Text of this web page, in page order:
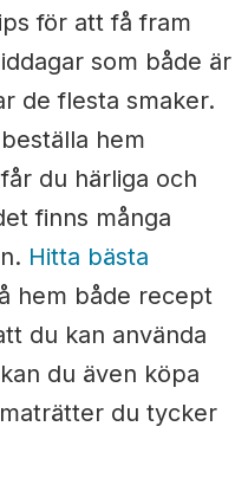
för att få fram
som både är
de flesta smaker.
hem
du härliga och
finns många
Hitta bästa
hem både recept
du kan använda
du även köpa
du tycker